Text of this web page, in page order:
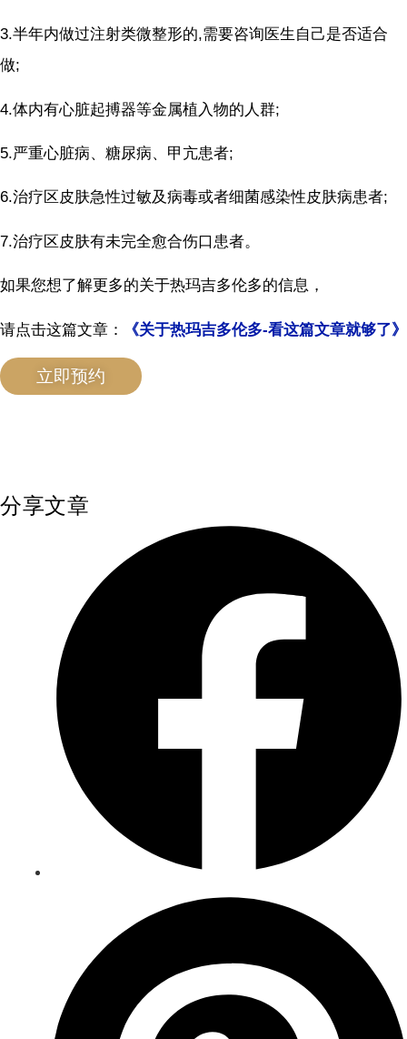
3.半年内做过注射类微整形的,需要咨询医生自己是否适合
做;
4.体内有心脏起搏器等金属植入物的人群;
5.严重心脏病、糖尿病、甲亢患者;
6.治疗区皮肤急性过敏及病毒或者细菌感染性皮肤病患者;
7.治疗区皮肤有未完全愈合伤口患者。
如果您想了解更多的关于热玛吉多伦多的信息，
请点击这篇文章： 《关于热玛吉多伦多-看这篇文章就够了》
立即预约
分享文章